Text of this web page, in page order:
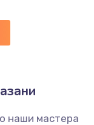
наши мастера